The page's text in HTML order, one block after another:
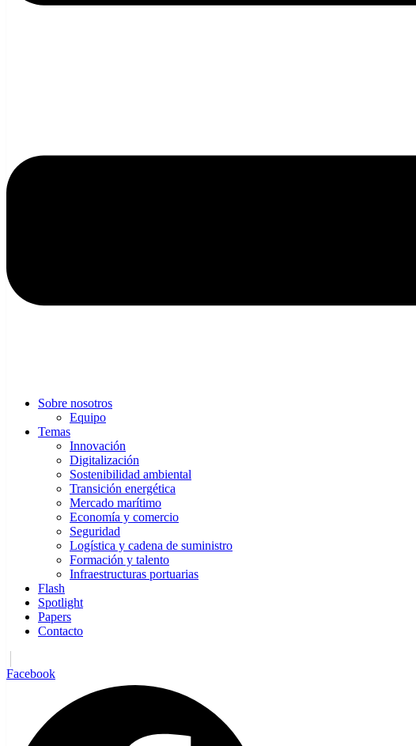
Sobre nosotros
Equipo
Temas
Innovación
Digitalización
Sostenibilidad ambiental
Transición energética
Mercado marítimo
Economía y comercio
Seguridad
Logística y cadena de suministro
Formación y talento
Infraestructuras portuarias
Flash
Spotlight
Papers
Contacto
Facebook